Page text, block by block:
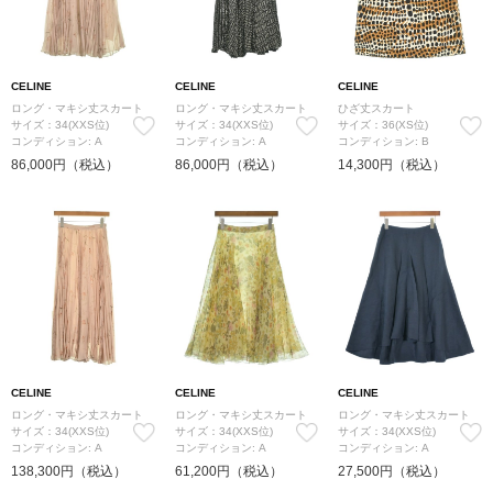
CELINE
ロング・マキシ丈スカート
サイズ：34(XXS位)
コンディション: A
86,000円（税込）
CELINE
ロング・マキシ丈スカート
サイズ：34(XXS位)
コンディション: A
86,000円（税込）
CELINE
ひざ丈スカート
サイズ：36(XS位)
コンディション: B
14,300円（税込）
CELINE
ロング・マキシ丈スカート
サイズ：34(XXS位)
コンディション: A
138,300円（税込）
CELINE
ロング・マキシ丈スカート
サイズ：34(XXS位)
コンディション: A
61,200円（税込）
CELINE
ロング・マキシ丈スカート
サイズ：34(XXS位)
コンディション: A
27,500円（税込）